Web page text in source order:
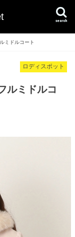
search
ミドルコート
ロディスポット
ルミドルコ